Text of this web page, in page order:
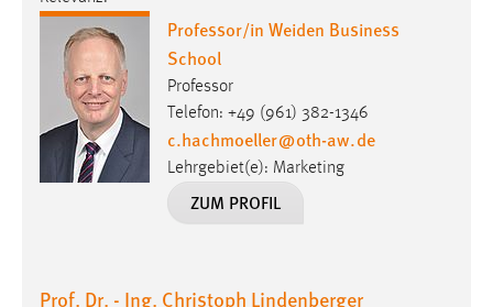
Professor/in Weiden Business
School
Professor
Telefon: +49 (961) 382-1346
c.hachmoeller@oth-aw.de
Lehrgebiet(e): Marketing
ZUM PROFIL
Prof. Dr. - Ing. Christoph Lindenberger
EXTERNE MEDIEN
Um Inhalte von Videoplattformen und Social Media
Plattformen anzeigen zu können, werden von diesen
externen Medien Cookies gesetzt.
YouTube